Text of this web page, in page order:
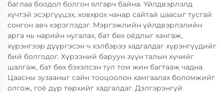
баглаа боодол болгон ялгарч байна. Үйлдвэрлэлд
хүчтэй эсэргүүцэх, ховхрох чанар сайтай цаасыг тусгай
сонгон авч хэрэглэдэг. Мэргэжлийн үйлдвэрлэлийн
арга нь нарийн нугалах, бат бөх оёдлыг хангаж,
хүрэнгээр дүүргэсэн ч хэлбэрээ хадгалдаг хүрэнгүүдийг
бий болгодог. Хүрээний баруун зүүн талын хүчийг
шалгаж, бат бөх бэхэлсэн тул том жин багтааж чадна.
Цаасны зузааныг сайн тооцоолон хамгаалах боломжийг
олгож, гоё дүр төрхийг хадгалдаг. Дэлгэрэнгүй